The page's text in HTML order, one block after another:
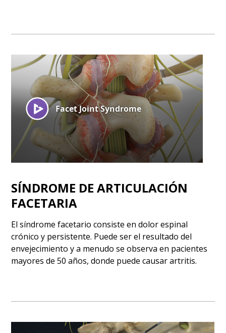
SÍNDROME DE ARTICULACIÓN
FACETARIA
El síndrome facetario consiste en dolor espinal
crónico y persistente. Puede ser el resultado del
envejecimiento y a menudo se observa en pacientes
mayores de 50 años, donde puede causar artritis.